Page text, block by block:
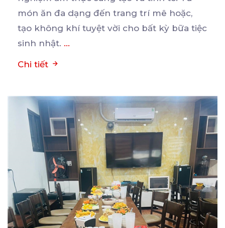
món ăn đa dạng đến trang trí mê hoặc,
tạo không khí tuyệt vời cho bất kỳ bữa tiệc
sinh nhật. ...
Chi tiết